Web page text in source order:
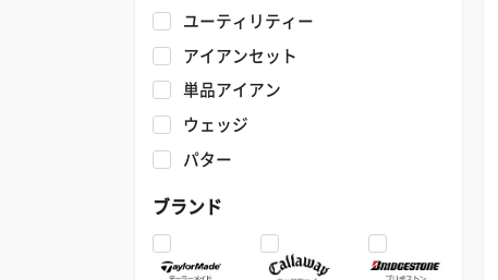
ユーティリティー
アイアンセット
単品アイアン
ウェッジ
パター
ブランド